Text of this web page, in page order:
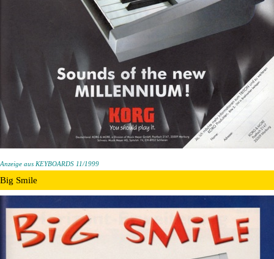
Anzeige aus KEYBOARDS 11/1999
Big Smile